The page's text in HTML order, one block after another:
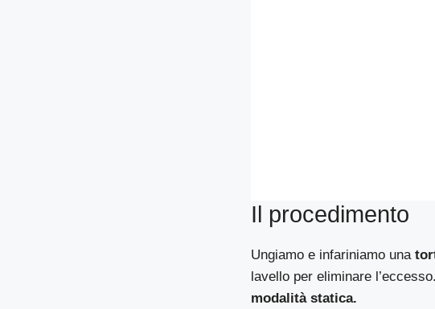
Il procedimento
Ungiamo e infariniamo una
lavello per eliminare
modalità statica.